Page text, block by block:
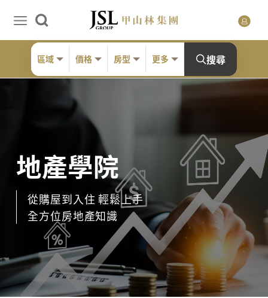
區域 價格 房型 更多 搜尋
地產學院
從購屋到入住 輕鬆上手
全方位房地產知識